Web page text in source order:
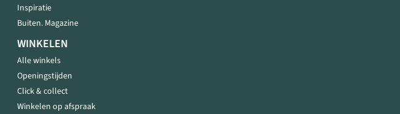
Inspiratie
Buiten. Magazine
WINKELEN
Alle winkels
Openingstijden
Click & collect
Winkelen op afspraak